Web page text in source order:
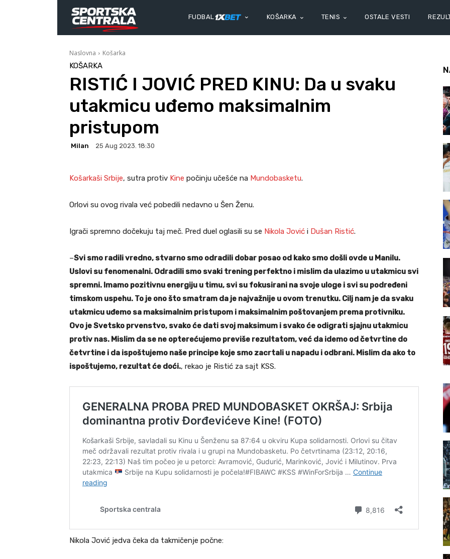
FUDBAL KOŠARKA TENIS OSTALE VESTI
Naslovna Košarka
KOŠARKA
RISTIĆ I JOVIĆ PRED KINU: Da u svaku
utakmicu uđemo maksimalnim
pristupom
Milan 25 Aug 2023. 18:30
Košarkaši Srbije, sutra protiv Kine počinju učešće na Mundobasketu.
Orlovi su ovog rivala već pobedili nedavno u Šen Ženu.
Igrači spremno dočekuju taj meč. Pred duel oglasili su se Nikola Jović i Dušan Ristić.
–Svi smo radili vredno, stvarno smo odradili dobar posao od kako smo došli ovde u Manilu.
Uslovi su fenomenalni. Odradili smo svaki trening perfektno i mislim da ulazimo u utakmicu svi
spremni. Imamo pozitivnu energiju u timu, svi su fokusirani na svoje uloge i svi su podređeni
timskom uspehu. To je ono što smatram da je najvažnije u ovom trenutku. Cilj nam je da svaku
utakmicu uđemo sa maksimalnim pristupom i maksimalnim poštovanjem prema protivniku.
Ovo je Svetsko prvenstvo, svako će dati svoj maksimum i svako će odigrati sjajnu utakmicu
protiv nas. Mislim da se ne opterećujemo previše rezultatom, već da idemo od četvrtine do
četvrtine i da ispoštujemo naše principe koje smo zacrtali u napadu i odbrani. Mislim da ako to
ispoštujemo, rezultat će doći., rekao je Ristić za sajt KSS.
Nikola Jović jedva čeka da takmičenje počne: